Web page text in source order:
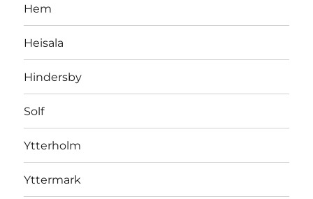
Hem
Heisala
Hindersby
Solf
Ytterholm
Yttermark